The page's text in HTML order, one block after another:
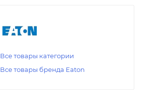
Все товары категории
Все товары бренда Eaton